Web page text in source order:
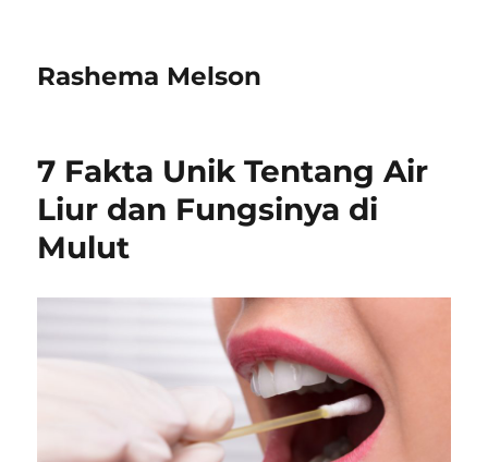
Rashema Melson
7 Fakta Unik Tentang Air
Liur dan Fungsinya di
Mulut